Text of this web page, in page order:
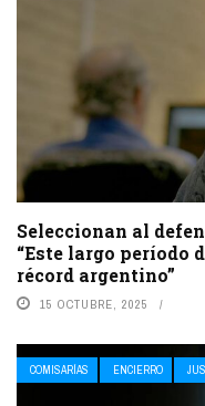
Seleccionan al
“Este largo período
récord argentino”
15 OCTUBRE, 2025
COMISARÍAS ENCIERRO